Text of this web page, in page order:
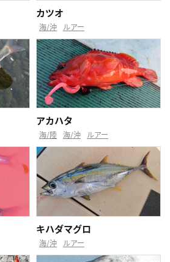
カツオ
海/沖 ルアー
アカハタ
海/陸 海/沖 ルアー
キハダマグロ
海/沖 ルアー